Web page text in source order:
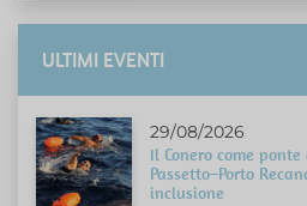
ULTIMI EVENTI
29/08/2026
Il Conero come
Passetto–Porto
inclusione